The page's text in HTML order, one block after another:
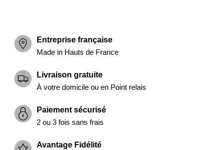
Entreprise française
Made in Hauts de France
Livraison gratuite
À votre domicile ou en Point relais
Paiement sécurisé
2 ou 3 fois sans frais
Avantage Fidélité